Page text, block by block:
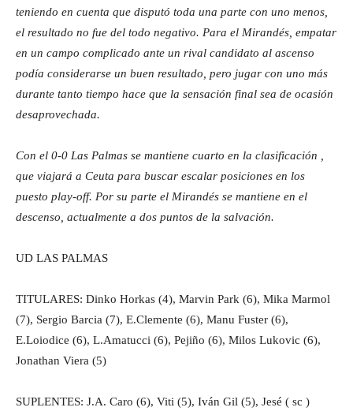
teniendo en cuenta que disputó toda una parte con uno menos,
el resultado no fue del todo negativo. Para el Mirandés, empatar
en un campo complicado ante un rival candidato al ascenso
podía considerarse un buen resultado, pero jugar con uno más
durante tanto tiempo hace que la sensación final sea de ocasión
desaprovechada.
Con el 0-0 Las Palmas se mantiene cuarto en la clasificación ,
que viajará a Ceuta para buscar escalar posiciones en los
puesto play-off. Por su parte el Mirandés se mantiene en el
descenso, actualmente a dos puntos de la salvación.
UD LAS PALMAS
TITULARES: Dinko Horkas (4), Marvin Park (6), Mika Marmol
(7), Sergio Barcia (7), E.Clemente (6), Manu Fuster (6),
E.Loiodice (6), L.Amatucci (6), Pejiño (6), Milos Lukovic (6),
Jonathan Viera (5)
SUPLENTES: J.A. Caro (6), Viti (5), Iván Gil (5), Jesé ( sc )